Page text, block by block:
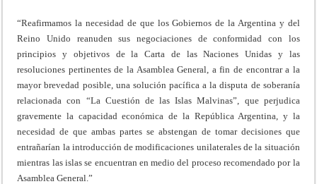
“Reafirmamos la necesidad de que los Gobiernos de la Argentina y del
Reino Unido reanuden sus negociaciones de conformidad con los
principios y objetivos de la Carta de las Naciones Unidas y las
resoluciones pertinentes de la Asamblea General, a fin de encontrar a la
mayor brevedad posible, una solución pacífica a la disputa de soberanía
relacionada con “La Cuestión de las Islas Malvinas”, que perjudica
gravemente la capacidad económica de la República Argentina, y la
necesidad de que ambas partes se abstengan de tomar decisiones que
entrañarían la introducción de modificaciones unilaterales de la situación
mientras las islas se encuentran en medio del proceso recomendado por la
Asamblea General.”